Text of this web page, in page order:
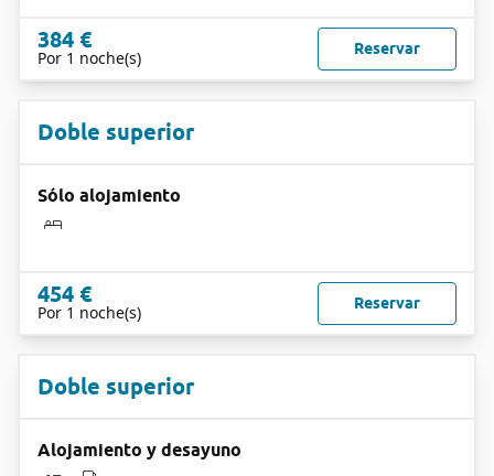
384 €
Por 1 noche(s) Reservar
Doble superior
Sólo alojamiento
454 €
Por 1 noche(s) Reservar
Doble superior
Alojamiento y desayuno